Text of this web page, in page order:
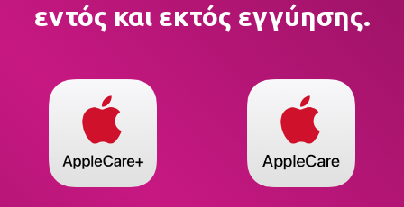
εντός και εκτός εγγύησης.